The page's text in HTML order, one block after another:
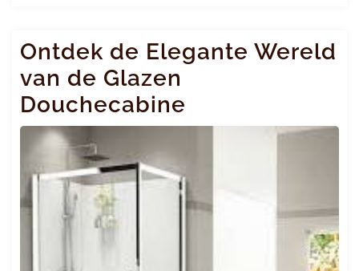
Ontdek de Elegante Wereld
van de Glazen
Douchecabine